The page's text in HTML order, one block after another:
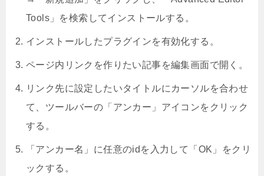
Tools」を検索してインストールする。
インストールしたプラグインを有効化する。
ページ内リンクを作りたい記事を編集画面で開く。
リンク先に設定したいタイトルにカーソルを合わせ
て、ツールバーの「アンカー」アイコンをクリック
する。
「アンカー名」に任意のidを入力して「OK」をクリ
ックする。